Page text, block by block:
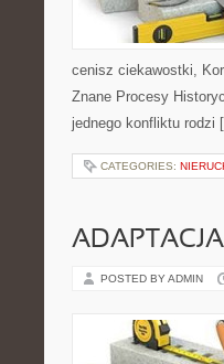
cenisz ciekawostki,
Znane Procesy
jednego konfliktu rodzi
CATEGORIES:
POSTED BY ADMIN